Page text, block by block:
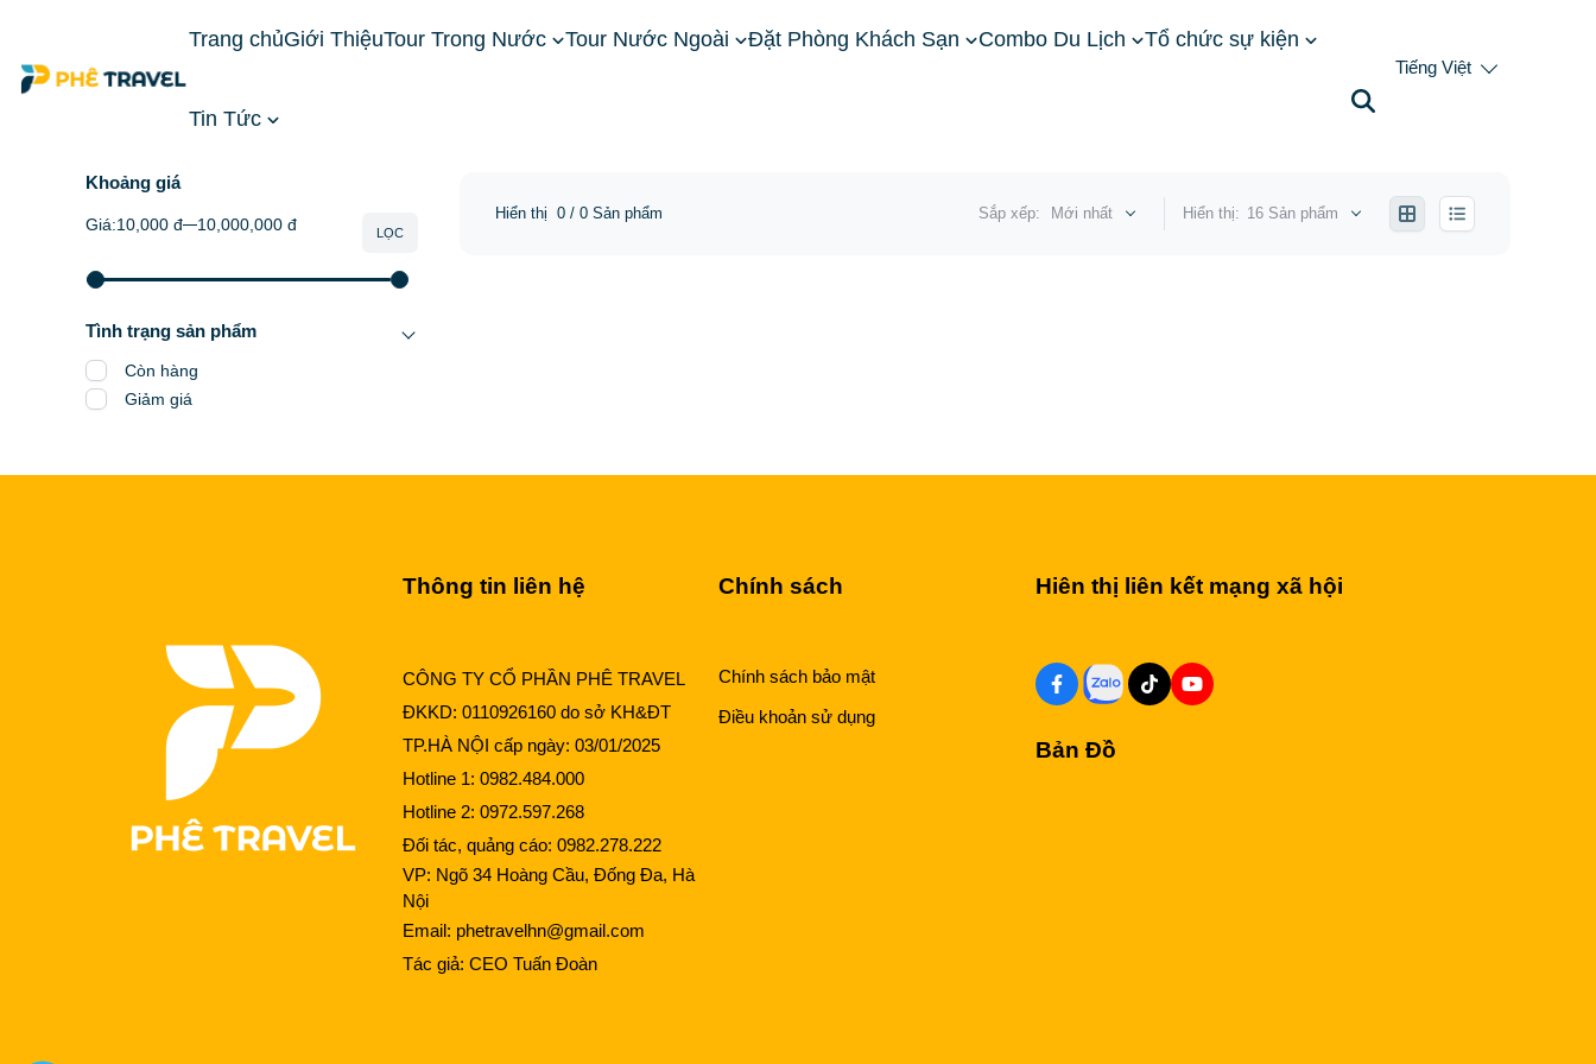
Trang chủGiới ThiệuTour Trong Nước Tour Nước Ngoài Đặt Phòng Khách Sạn Combo Du Lịch Tổ chức sự kiện
Tin Tức
Tiếng Việt
Đặt Phòng Khách Sạn
Khoảng giá
Giá:10,000 đ 10,000,000 đ LỌC
Tình trạng sản phẩm
Còn hàng
Giảm giá
Hiển thị 0 / 0 Sản phẩm Sắp xếp: Mới nhất Hiển thị: 16 Sản phẩm
Thông tin liên hệ
CÔNG TY CỔ PHẦN PHÊ TRAVEL
ĐKKD: 0110926160 do sở KH&ĐT
TP.HÀ NỘI cấp ngày: 03/01/2025
Hotline 1: 0982.484.000
Hotline 2: 0972.597.268
Đối tác, quảng cáo: 0982.278.222
VP: Ngõ 34 Hoàng Cầu, Đống Đa, Hà
Nội
Email: phetravelhn@gmail.com
Tác giả: CEO Tuấn Đoàn
Chính sách
Chính sách bảo mật
Điều khoản sử dụng
Hiên thị liên kết mạng xã hội
Bản Đồ